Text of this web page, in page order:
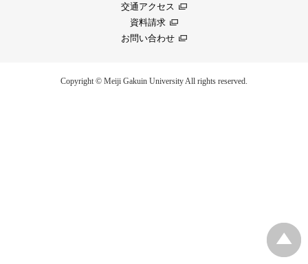
交通アクセス
資料請求
お問い合わせ
Copyright © Meiji Gakuin University All rights reserved.